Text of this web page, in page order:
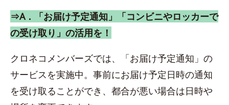
⇒A．「お届け予定通知」「コンビニやロッカーで
の受け取り」の活用を！
クロネコメンバーズでは、「お届け予定通知」の
サービスを実施中。事前にお届け予定日時の通知
を受け取ることができ、都合が悪い場合は日時や